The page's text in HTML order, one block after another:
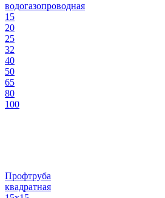
водогазопроводная
15
20
25
32
40
50
65
80
100
Профтруба
квадратная